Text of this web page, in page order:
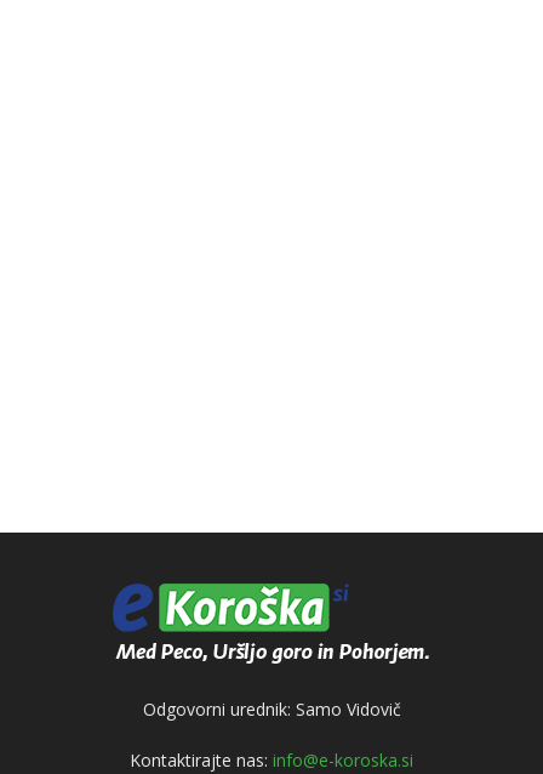
Odgovorni urednik: Samo Vidovič
Kontaktirajte nas: info@e-koroska.si